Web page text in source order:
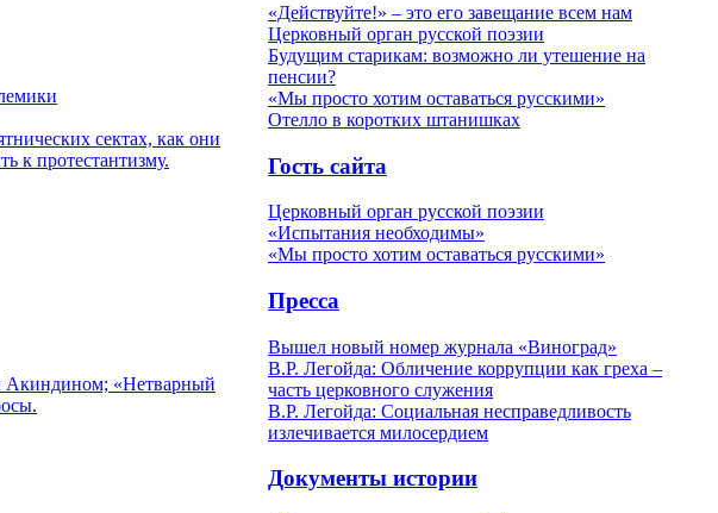
сектах, как они
к протестантизму.
Акиндином; «Нетварный
«Действуйте!» – это его завещание всем нам
Церковный орган русской поэзии
Будущим старикам: возможно ли утешение на
пенсии?
«Мы просто хотим оставаться русскими»
Отелло в коротких штанишках
Гость сайта
Церковный орган русской поэзии
«Испытания необходимы»
«Мы просто хотим оставаться русскими»
Пресса
Вышел новый номер журнала «Виноград»
В.Р. Легойда: Обличение коррупции как греха –
часть церковного служения
В.Р. Легойда: Социальная несправедливость
излечивается милосердием
Документы истории